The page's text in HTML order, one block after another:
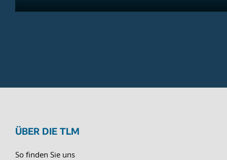
ÜBER DIE TLM
So finden Sie uns